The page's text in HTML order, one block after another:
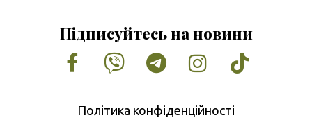
Підписуйтесь на новини
Facebook
VimeoTumblrInstagram
Tiktok
Політика конфіденційності